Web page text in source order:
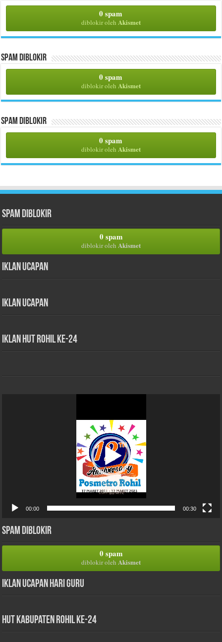
0 spam
diblokir oleh Akismet
Spam Diblokir
0 spam
diblokir oleh Akismet
Spam Diblokir
0 spam
diblokir oleh Akismet
Spam Diblokir
0 spam
diblokir oleh Akismet
Iklan Ucapan
Iklan Ucapan
iklan HUT Rohil Ke-24
00:00 00:30
Spam Diblokir
0 spam
diblokir oleh Akismet
Iklan Ucapan Hari Guru
HUT Kabupaten Rohil Ke-24